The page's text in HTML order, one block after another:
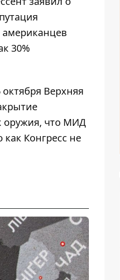
американцев
30%
Верхняя
оружия, что МИД
Конгресс не